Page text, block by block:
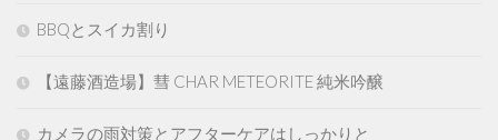
BBQとスイカ割り
【遠藤酒造場】彗 CHAR METEORITE 純米吟醸
カメラの雨対策とアフターケアはしっかりと